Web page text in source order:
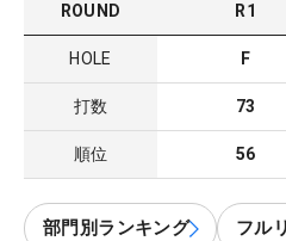
ROUND R1
HOLE F
打数 73
順位 56
部門別ランキング フル